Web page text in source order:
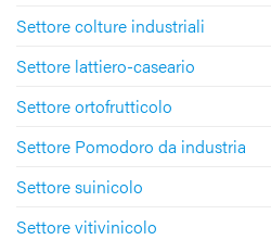
Settore colture industriali
Settore lattiero-caseario
Settore ortofrutticolo
Settore Pomodoro da industria
Settore suinicolo
Settore vitivinicolo